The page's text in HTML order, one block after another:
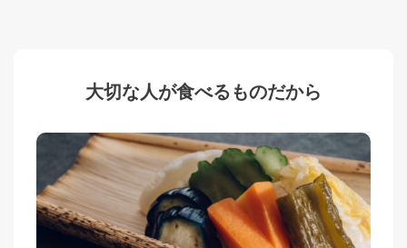
大切な人が食べるものだから